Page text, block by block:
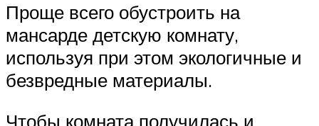
Проще всего обустроить на
мансарде детскую комнату,
используя при этом экологичные и
безвредные материалы.
Чтобы комната получилась и